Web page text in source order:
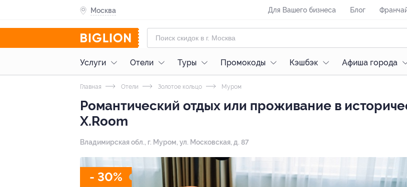
Москва Для Вашего бизнеса Блог
Услуги Отели Туры Промокоды Кэшбэк Афиша города
Главная Отели Золотое кольцо Муром
Романтический отдых или проживание в
X.Room
Владимирская обл., г. Муром, ул. Московская, д. 87
- 30%